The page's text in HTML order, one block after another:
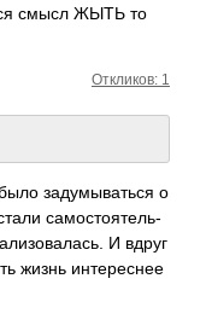
смысл ЖЫТЬ то
Откликов: 1
заду­мыва­ться о
само­стоя­тель­
И вдруг
жизнь инте­реснее